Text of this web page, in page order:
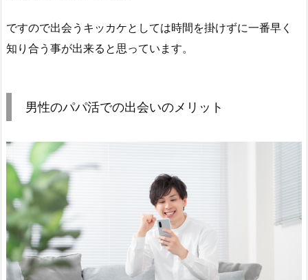
ですので出会うキッカケとしては時間を掛けずに一番早く
知り合う事が出来ると思っています。
男性のパパ活での出会いのメリット